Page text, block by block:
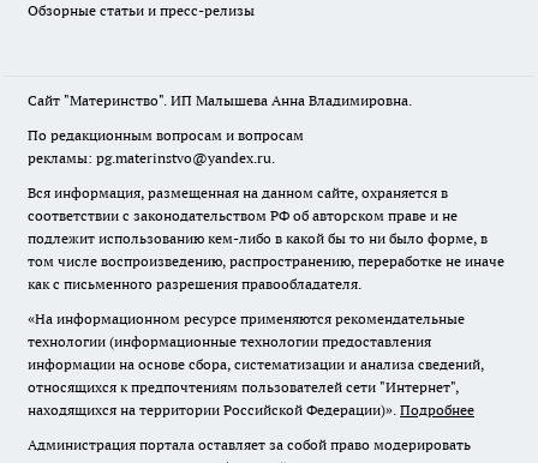
Обзорные статьи и пресс-релизы
Сайт "Материнство". ИП Малышева Анна Владимировна.
По редакционным вопросам и вопросам
рекламы: pg.materinstvo@yandex.ru.
Вся информация, размещенная на данном сайте, охраняется в
соответствии с законодательством РФ об авторском праве и не
подлежит использованию кем-либо в какой бы то ни было форме, в
том числе воспроизведению, распространению, переработке не иначе
как с письменного разрешения правообладателя.
«На информационном ресурсе применяются рекомендательные
технологии (информационные технологии предоставления
информации на основе сбора, систематизации и анализа сведений,
относящихся к предпочтениям пользователей сети "Интернет",
находящихся на территории Российской Федерации)». Подробнее
Администрация портала оставляет за собой право модерировать